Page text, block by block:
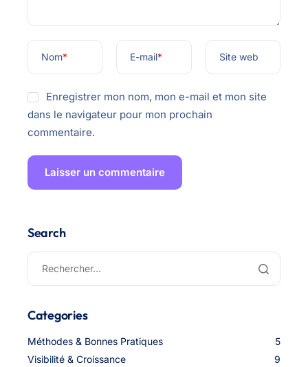
Nom* E-mail* Site web
Enregistrer mon nom, mon e-mail et mon site
dans le navigateur pour mon prochain
commentaire.
Search
Categories
Méthodes & Bonnes Pratiques
5
Visibilité & Croissance
9